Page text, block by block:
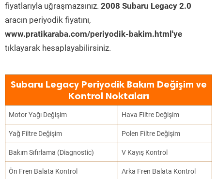
fiyatlarıyla uğraşmazsınız. 2008 Subaru Legacy 2.0
aracın periyodik fiyatını,
www.pratikaraba.com/periyodik-bakim.html'ye
tıklayarak hesaplayabilirsiniz.
Subaru Legacy Periyodik Bakım Değişim ve
Kontrol Noktaları
Motor Yağı Değişim Hava Filtre Değişim
Yağ Filtre Değişim Polen Filtre Değişim
Bakım Sıfırlama (Diagnostic) V Kayış Kontrol
Ön Fren Balata Kontrol Arka Fren Balata Kontrol